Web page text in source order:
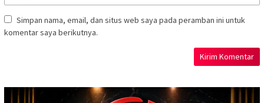
Simpan nama, email, dan situs web saya pada peramban ini untuk
komentar saya berikutnya.